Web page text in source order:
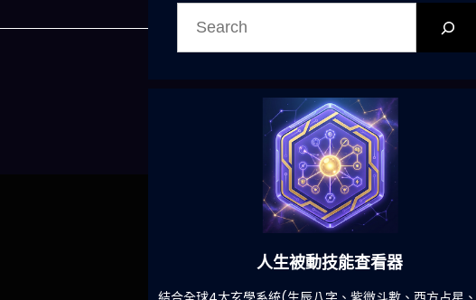
人生被動技能查看器